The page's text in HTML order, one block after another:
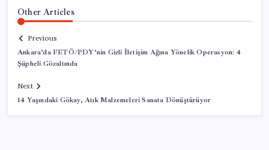
Other Articles
Previous
Ankara’da FETÖ/PDY’nin Gizli İletişim Ağına Yönelik Operasyon: 4
Şüpheli Gözaltında
Next
14 Yaşındaki Gökay, Atık Malzemeleri Sanata Dönüştürüyor